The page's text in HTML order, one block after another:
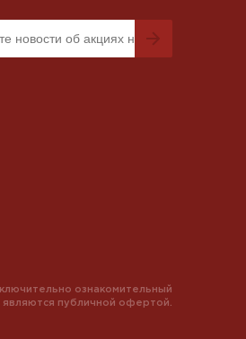
ознакомительный
являются публичной офертой.